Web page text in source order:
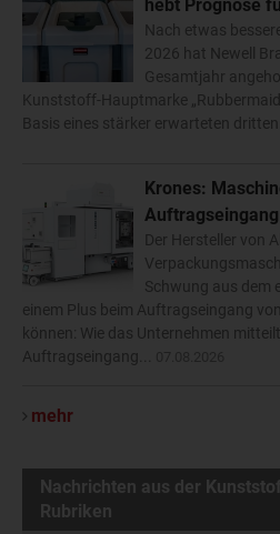
hebt Prognose
Nach etwas
2026 hat Newell
Gesamtjahr
Kunststoff-Hauptmarke
Basis eines stärker erwarteten
Krones:
Auftragseingang
Der Hersteller von
Schwung aus dem
einem Plus beim Auftragseingang
können: Wie das Unternehmen
Auftragseingang...
mehr
Nachrichten aus der
Rubriken